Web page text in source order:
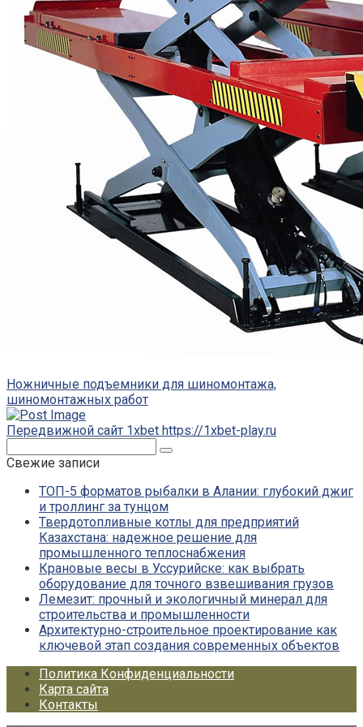
Ножничные подъемники для шиномонтажа,
шиномонтажных работ
Передвижной сайт 1xbet https://1xbet-play.ru
Свежие записи
ТОП-5 форматов рыбалки в Алании: глубокий джиг
и троллинг за тунцом
Твердотопливные котлы для предприятий
Казахстана: надежное решение для
промышленного теплоснабжения
Крановые весы в Уссурийске: как выбрать
оборудование для точного взвешивания грузов
Лемезит: прочный и экологичный минерал для
строительства и промышленности
Архитектурно-строительное проектирование как
ключевой этап создания современных объектов
Политика Конфиденциальности
Карта сайта
Контакты